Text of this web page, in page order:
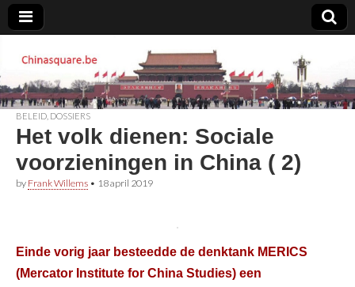
Chinasquare.be
BELEID DOSSIERS
Het volk dienen: Sociale
voorzieningen in China ( 2)
by Frank Willems • 18 april 2019
Einde vorig jaar besteedde de denktank MERICS
(Mercator Institute for China Studies) een